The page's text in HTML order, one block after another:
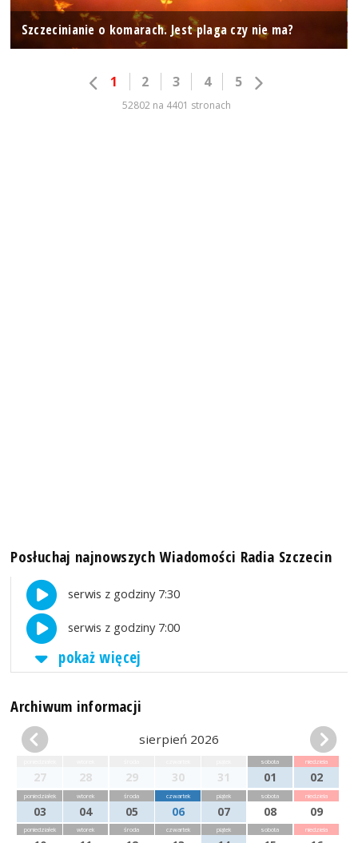
Szczecinianie o komarach. Jest plaga czy nie ma?
1 2 3 4 5
52802 na 4401 stronach
Posłuchaj najnowszych Wiadomości Radia Szczecin
serwis z godziny 7:30
serwis z godziny 7:00
pokaż więcej
Archiwum informacji
sierpień 2026
27 28 29 30 31
sobota
01
niedziela
02
poniedziałek
03
wtorek
04
środa
05
czwartek
06
piątek
07
sobota
08
niedziela
09
poniedziałek wtorek środa czwartek piątek sobota niedziela